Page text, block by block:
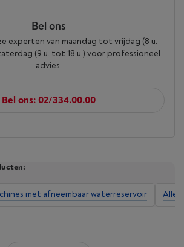
Bel ons
experten van maandag tot vrijdag (8 u.
(9 u. tot 18 u.) voor professioneel
advies.
Bel ons: 02/334.00.00
met afneembaar waterreservoir Alle